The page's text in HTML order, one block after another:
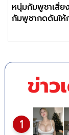
หนุ่มกัมพูชาเสี่ย
กัมพูชากดดันให้
ข่าว
1